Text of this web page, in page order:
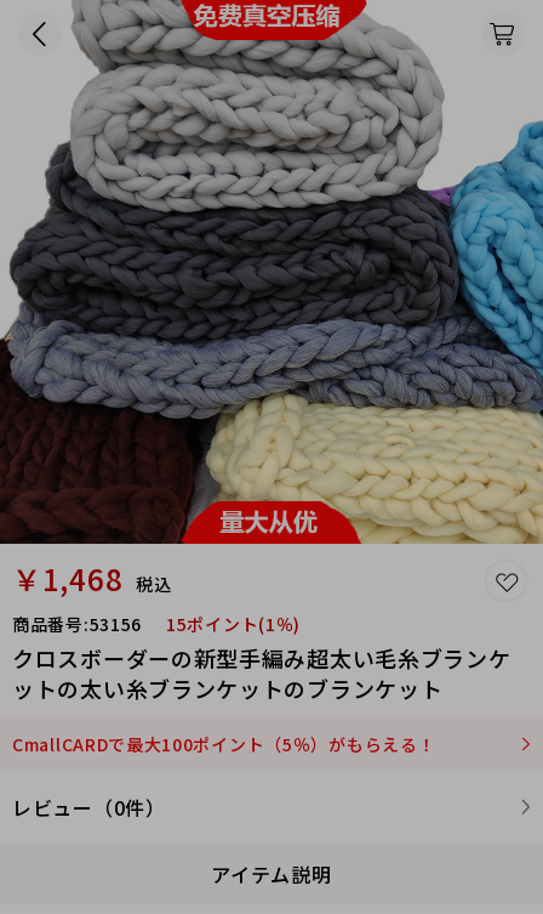
￥1,468 税込
商品番号:53156 15ポイント(1％)
クロスボーダーの新型手編み超太い毛糸ブランケ
ットの太い糸ブランケットのブランケット
CmallCARDで最大100ポイント（5％）がもらえる！
レビュー（0件）
アイテム説明